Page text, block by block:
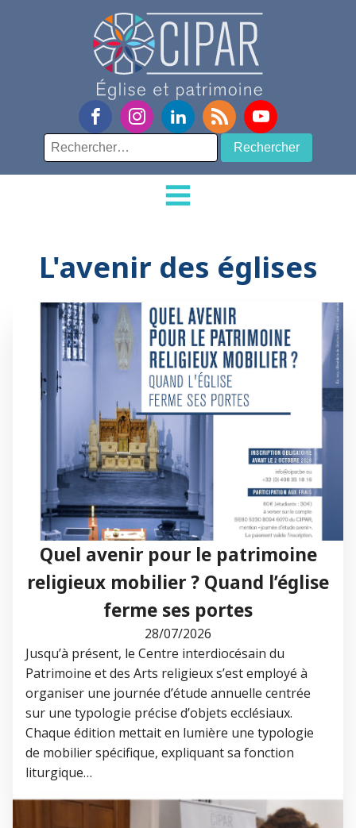
Rechercher :
L'avenir des églises
Quel avenir pour le patrimoine
religieux mobilier ? Quand l’église
ferme ses portes
28/07/2026
Jusqu’à présent, le Centre interdiocésain du
Patrimoine et des Arts religieux s’est employé à
organiser une journée d’étude annuelle centrée
sur une typologie précise d’objets ecclésiaux.
Chaque édition mettait en lumière une typologie
de mobilier spécifique, expliquant sa fonction
liturgique…